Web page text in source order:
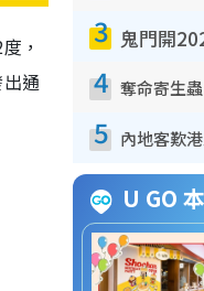
，
通
3
4
5
U GO